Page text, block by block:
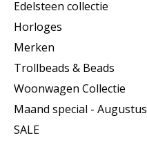
Edelsteen collectie
Horloges
Merken
Trollbeads & Beads
Woonwagen Collectie
Maand special - Augustus
SALE